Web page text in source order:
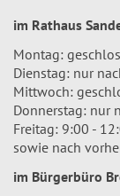
im Rathaus
Montag:
Dienstag: nur
Mittwoch:
Donnerstag: nur
Freitag: 9:00 -
sowie nach
im Bürgerbüro